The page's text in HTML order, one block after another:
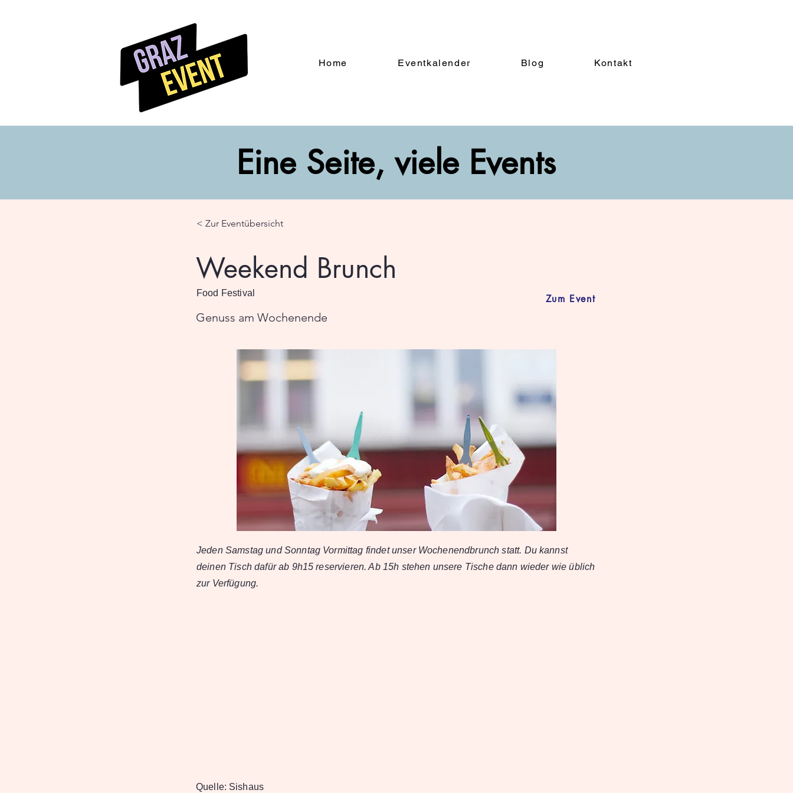
Home Eventkalender Blog Kontakt
Eine Seite, viele Events
< Zur Eventübersicht
Weekend Brunch
Food Festival
Genuss am Wochenende
Zum Event
Jeden Samstag und Sonntag Vormittag findet unser Wochenendbrunch statt. Du kannst
deinen Tisch dafür ab 9h15 reservieren. Ab 15h stehen unsere Tische dann wieder wie üblich
zur Verfügung.
Quelle: Sishaus